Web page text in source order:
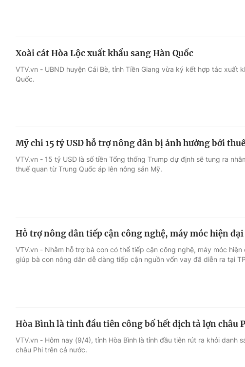
Xoài cát Hòa Lộc xuất khẩu sang Hàn Quốc
VTV.vn - UBND huyện Cái Bè, tỉnh Tiền Giang vừa ký kết hợp tác xuất
Quốc.
Mỹ chi 15 tỷ USD hỗ trợ nông dân bị ảnh hưởng bởi
VTV.vn - 15 tỷ USD là số tiền Tổng thống Trump dự định sẽ tung ra
thuế quan từ Trung Quốc áp lên nông sản Mỹ.
Hỗ trợ nông dân tiếp cận công nghệ, máy móc hiện
VTV.vn - Nhằm hỗ trợ bà con có thể tiếp cận công nghệ, máy móc
giúp bà con nông dân dễ dàng tiếp cận nguồn vốn vay đã diễn ra tại
Hòa Bình là tỉnh đầu tiên công bố hết dịch tả lợn châu
VTV.vn - Hôm nay (9/4), tỉnh Hòa Bình là tỉnh đầu tiên rút ra khỏi danh
châu Phi trên cả nước.